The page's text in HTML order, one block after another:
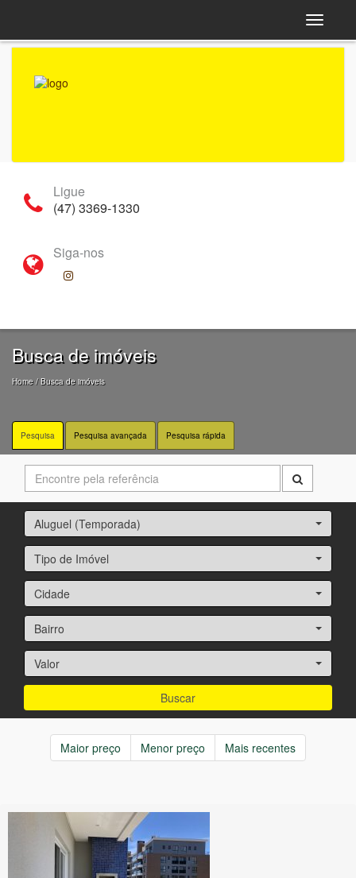
Ligue
(47) 3369-1330
Siga-nos
Busca de imóveis
Home / Busca de imóveis
Pesquisa Pesquisa avançada Pesquisa rápida
Aluguel (Temporada)
Tipo de Imóvel
Cidade
Bairro
Valor
Buscar
Maior preço Menor preço Mais recentes